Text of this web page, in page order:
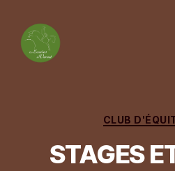
CLUB
STAGES